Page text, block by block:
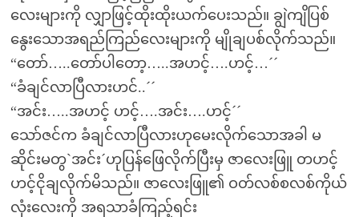
လေးများကို လျှာဖြင့်ထိုးထိုးယက်ပေးသည်။ ချွဲကျိပြစ်
နွေးသောအရည်ကြည်လေးများကို မျိုချပစ်လိုက်သည်။
“တော်…..တော်ပါတော့…..အဟင့်….ဟင့်…´´
“ခံချင်လာပြီလားဟင်..´´
“အင်း…..အဟင့် ဟင့်….အင်း….ဟင့်´´
သော်ဇင်က ခံချင်လာပြီလားဟုမေးလိုက်သောအခါ မ
ဆိုင်းမတွ`အင်း´ဟုပြန်ဖြေလိုက်ပြီးမှ ဇာလေးဖြူ တဟင့်
ဟင့်ငိုချလိုက်မိသည်။ ဇာလေးဖြူ၏ ဝတ်လစ်စလစ်ကိုယ်
လုံးလေးကို အရသာခံကြည့်ရင်း